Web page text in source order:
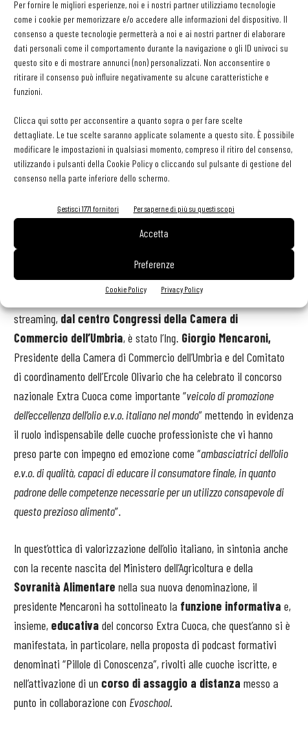
Per fornire le migliori esperienze, noi e i nostri partner utilizziamo tecnologie
come i cookie per memorizzare e/o accedere alle informazioni del dispositivo. Il
consenso a queste tecnologie permetterà a noi e ai nostri partner di elaborare
dati personali come il comportamento durante la navigazione o gli ID univoci su
questo sito e di mostrare annunci (non) personalizzati. Non acconsentire o
ritirare il consenso può influire negativamente su alcune caratteristiche e
funzioni.
Clicca qui sotto per acconsentire a quanto sopra o per fare scelte
dettagliate. Le tue scelte saranno applicate solamente a questo sito. È possibile
modificare le impostazioni in qualsiasi momento, compreso il ritiro del consenso,
utilizzando i pulsanti della Cookie Policy o cliccando sul pulsante di gestione del
consenso nella parte inferiore dello schermo.
Gestisci 1771 fornitori Per saperne di più su questi scopi
Accetta
Preferenze
Cookie Policy Privacy Policy
ricetta “Sorbetto dolce-salato all’olio e.v.o. Veneto Valpolicella
D.O.P. con lattuga e vaniglia” per la quale ha utilizzato l’Olio Evo
Redoro Veneto Valpolicella Dop
Le Menzioni Speciali
Due leMenzioni Speciali assegnate aGiovanna La Marca
della regioneCampaniacon la ricetta“Caprese Oro”per la quale
ha utilizzato l’olio Oleificio Romolo Terracreta Selezione Ravece e
Casa Francesca Maria della regione
e monti… polpettine di patate, tonno e finocchietto selvatico con
panatura al panko e nero di seppia su crema di piselli”
per la quale
ha utilizzato l’
A svelare le vincitrici di questa seconda edizione,durante
streaming,dal centro Congressi della Camera di
Commercio dell’Umbria, è stato l’Ing. Giorgio Mencaroni,
Presidente della Camera di Commercio dell’Umbria e del Comitato
di coordinamento dell’Ercole Olivario che ha celebrato il concorso
nazionale Extra Cuoca come importante “veicolo di promozione
dell’eccellenza dell’olio e.v.o. italiano nel mondo” mettendo in evidenza
il ruolo indispensabile delle cuoche professioniste che vi hanno
preso parte con impegno ed emozione come “ambasciatrici dell’olio
e.v.o. di qualità, capaci di educare il consumatore finale, in quanto
padrone delle competenze necessarie per un utilizzo consapevole di
questo prezioso alimento”.
In quest’ottica di valorizzazione dell’olio italiano, in sintonia anche
con la recente nascita del Ministero dell’Agricoltura e della
Sovranità Alimentare nella sua nuova denominazione, il
presidente Mencaroni ha sottolineato la funzione informativa e,
insieme, educativa del concorso Extra Cuoca, che quest’anno si è
manifestata, in particolare, nella proposta di podcast formativi
denominati “Pillole di Conoscenza”, rivolti alle cuoche iscritte, e
nell’attivazione di un corso di assaggio a distanza messo a
punto in collaborazione con Evoschool.